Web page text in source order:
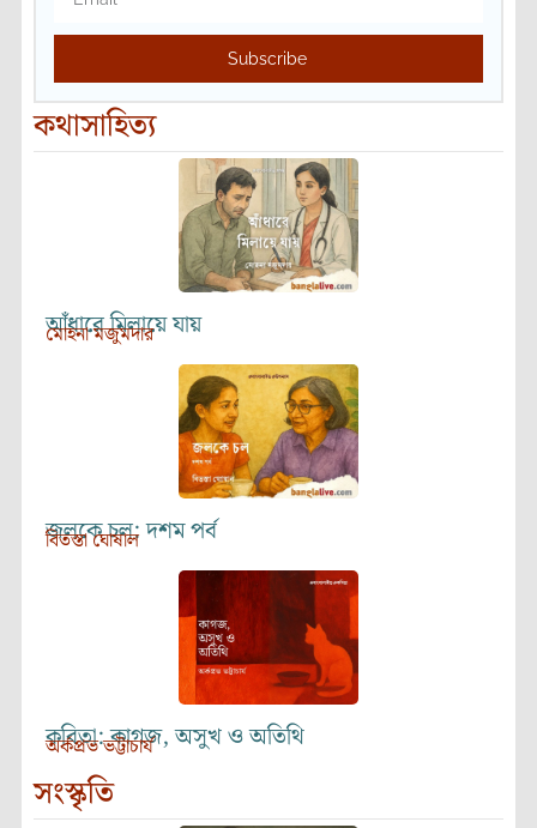
Subscribe
কথাসাহিত্য
আঁধারে মিলায়ে যায়
মোহনা মজুমদার
জলকে চল: দশম পর্ব
বিতস্তা ঘোষাল
কবিতা: কাগজ, অসুখ ও অতিথি
অর্কপ্রভ ভট্টাচার্য
সংস্কৃতি